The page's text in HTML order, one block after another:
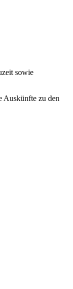
sowie
Auskünfte zu den